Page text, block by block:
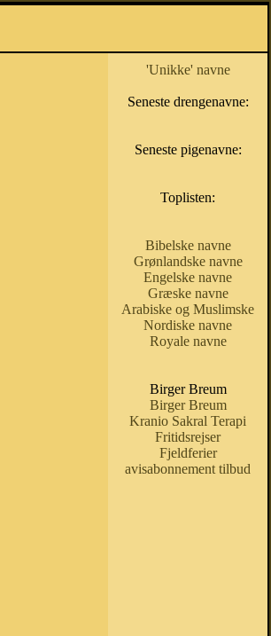
'Unikke' navne
Seneste drengenavne:
Seneste pigenavne:
Toplisten:
Bibelske navne
Grønlandske navne
Engelske navne
Græske navne
Arabiske og Muslimske
Nordiske navne
Royale navne
Birger Breum
Birger Breum
Kranio Sakral Terapi
Fritidsrejser
Fjeldferier
avisabonnement tilbud